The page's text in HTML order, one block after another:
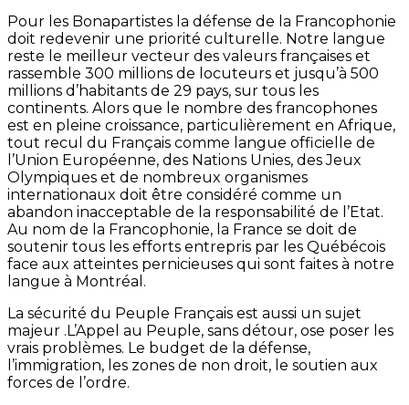
Pour les Bonapartistes la défense de la Francophonie
doit redevenir une priorité culturelle. Notre langue
reste le meilleur vecteur des valeurs françaises et
rassemble 300 millions de locuteurs et jusqu’à 500
millions d’habitants de 29 pays, sur tous les
continents. Alors que le nombre des francophones
est en pleine croissance, particulièrement en Afrique,
tout recul du Français comme langue officielle de
l’Union Européenne, des Nations Unies, des Jeux
Olympiques et de nombreux organismes
internationaux doit être considéré comme un
abandon inacceptable de la responsabilité de l’Etat.
Au nom de la Francophonie, la France se doit de
soutenir tous les efforts entrepris par les Québécois
face aux atteintes pernicieuses qui sont faites à notre
langue à Montréal.
La sécurité du Peuple Français est aussi un sujet
majeur .L’Appel au Peuple, sans détour, ose poser les
vrais problèmes. Le budget de la défense,
l’immigration, les zones de non droit, le soutien aux
forces de l’ordre.